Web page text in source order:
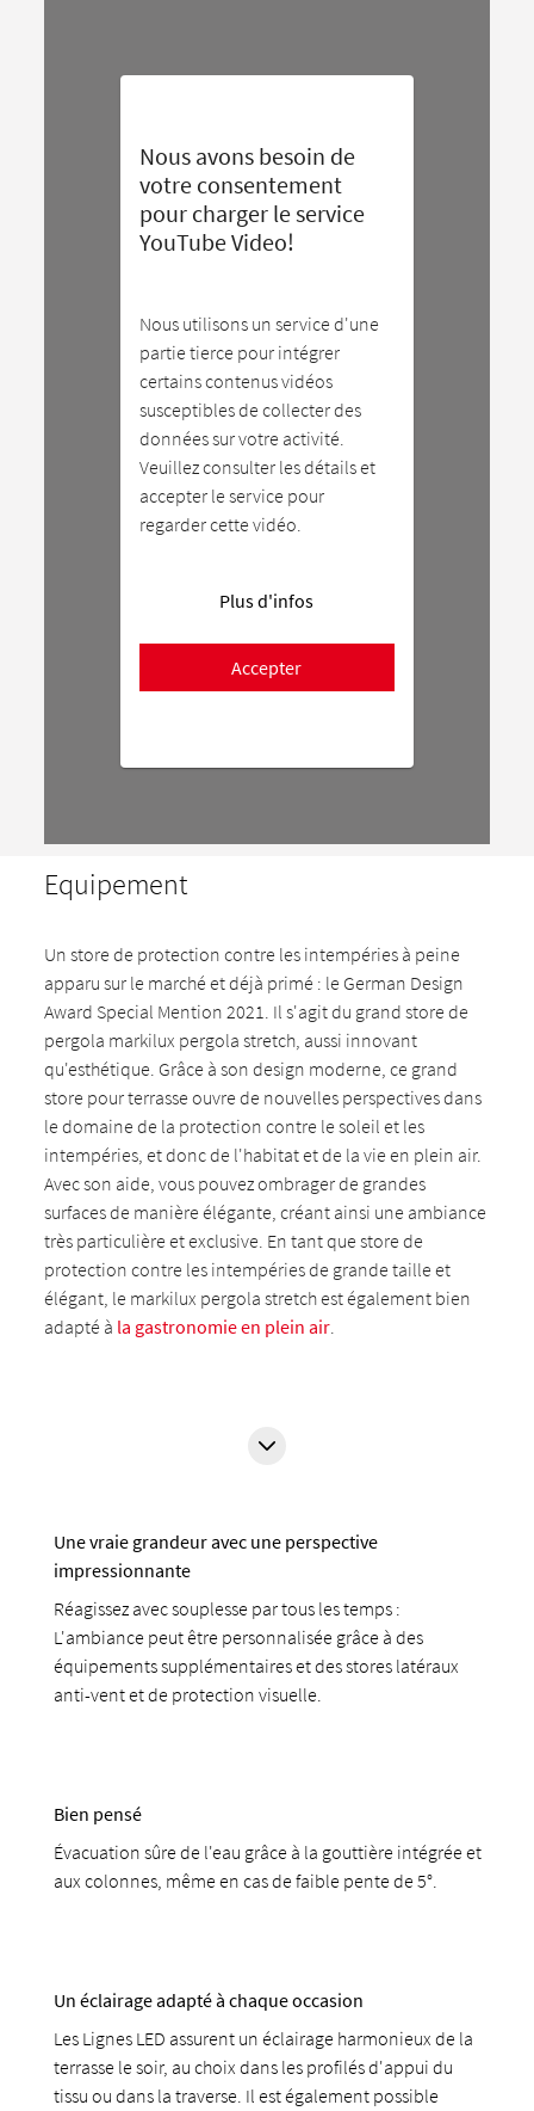
Nous avons besoin de
votre consentement
pour charger le service
YouTube Video!
Nous utilisons un service d'une
partie tierce pour intégrer
certains contenus vidéos
susceptibles de collecter des
données sur votre activité.
Veuillez consulter les détails et
accepter le service pour
regarder cette vidéo.
Plus d'infos
Accepter
Equipement
Un store de protection contre les intempéries à peine
apparu sur le marché et déjà primé : le German Design
Award Special Mention 2021. Il s'agit du grand store de
pergola markilux pergola stretch, aussi innovant
qu'esthétique. Grâce à son design moderne, ce grand
store pour terrasse ouvre de nouvelles perspectives dans
le domaine de la protection contre le soleil et les
intempéries, et donc de l'habitat et de la vie en plein air.
Avec son aide, vous pouvez ombrager de grandes
surfaces de manière élégante, créant ainsi une ambiance
très particulière et exclusive. En tant que store de
protection contre les intempéries de grande taille et
élégant, le markilux pergola stretch est également bien
adapté à la gastronomie en plein air.
Une vraie grandeur avec une perspective
impressionnante
Réagissez avec souplesse par tous les temps :
L'ambiance peut être personnalisée grâce à des
équipements supplémentaires et des stores latéraux
anti-vent et de protection visuelle.
Bien pensé
Évacuation sûre de l'eau grâce à la gouttière intégrée et
aux colonnes, même en cas de faible pente de 5°.
Un éclairage adapté à chaque occasion
Les Lignes LED assurent un éclairage harmonieux de la
terrasse le soir, au choix dans les profilés d'appui du
tissu ou dans la traverse. Il est également possible